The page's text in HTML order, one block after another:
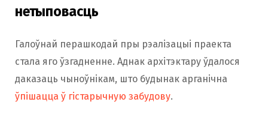
нетыповасць
Галоўнай перашкодай пры рэалізацыі праекта
стала яго ўзгадненне. Аднак архітэктару ўдалося
даказаць чыноўнікам, што будынак арганічна
ўпішацца ў гістарычную забудову.